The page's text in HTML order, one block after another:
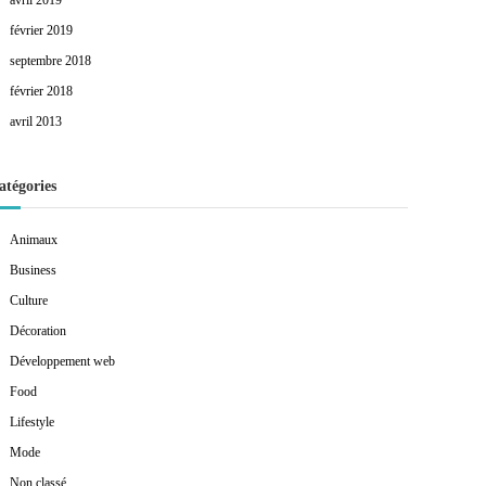
février 2019
septembre 2018
février 2018
avril 2013
Animaux
Business
Culture
Décoration
Développement web
Food
Lifestyle
Mode
Non classé